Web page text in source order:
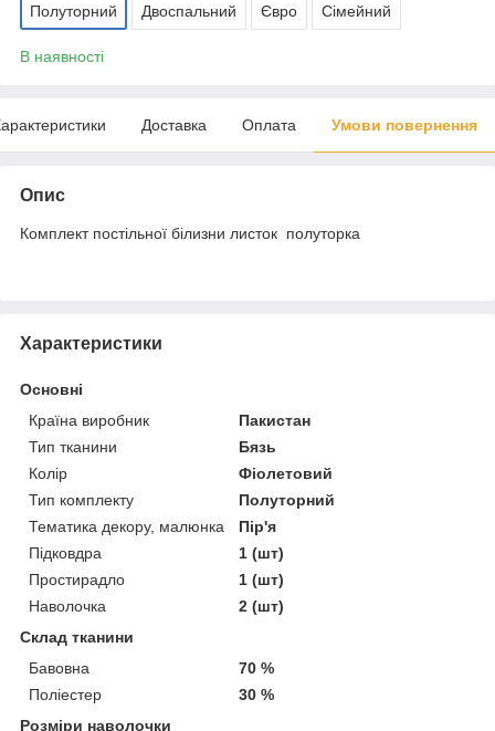
Полуторний Двоспальний Євро Сімейний
В наявності
Доставка Оплата Умови повернення
Опис
Комплект постільної білизни листок полуторка
Характеристики
Основні
Країна виробник
Пакистан
Тип тканини
Бязь
Колір
Фіолетовий
Тип комплекту
Полуторний
Тематика декору, малюнка
Пір'я
Підковдра
1 (шт)
Простирадло
1 (шт)
Наволочка
2 (шт)
Склад тканини
Бавовна
70 %
Поліестер
30 %
Розміри наволочки